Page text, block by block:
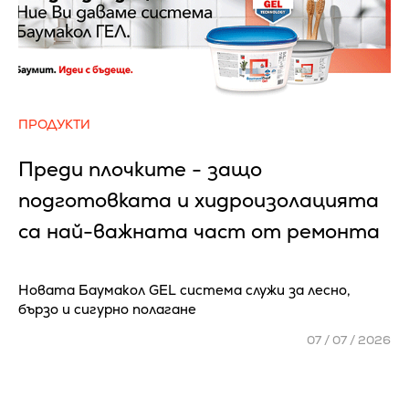
ПРОДУКТИ
Преди плочките - защо
подготовката и хидроизолацията
са най-важната част от ремонта
Новата Баумакол GEL система служи за лесно,
бързо и сигурно полагане
07 / 07 / 2026